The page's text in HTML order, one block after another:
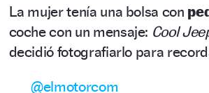
La mujer tenía una bolsa con
coche con un mensaje: Cool
decidió fotografiarlo para
@elmotorcom